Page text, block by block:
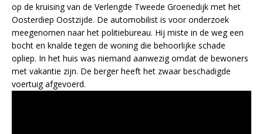
op de kruising van de Verlengde Tweede Groenedijk met het
Oosterdiep Oostzijde. De automobilist is voor onderzoek
meegenomen naar het politiebureau. Hij miste in de weg een
bocht en knalde tegen de woning die behoorlijke schade
opliep. In het huis was niemand aanwezig omdat de bewoners
met vakantie zijn. De berger heeft het zwaar beschadigde
voertuig afgevoerd.